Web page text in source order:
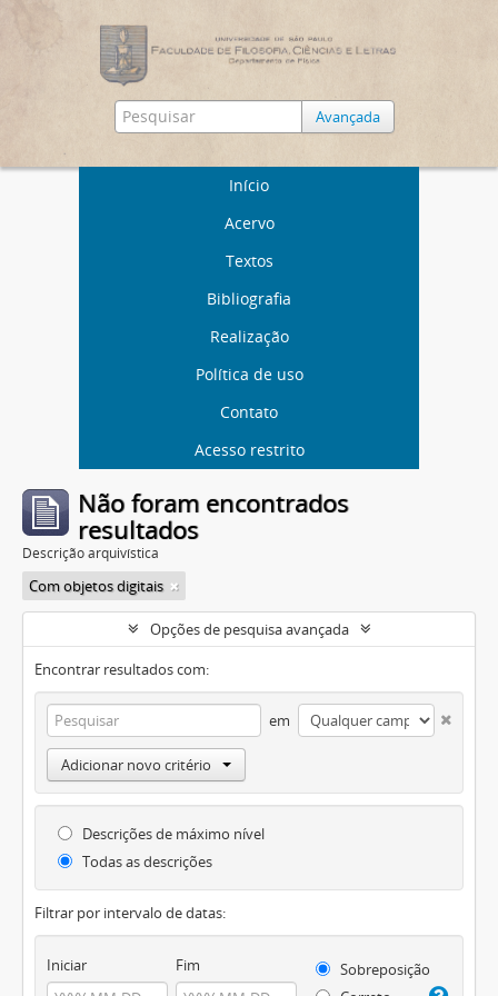
Avançada
Início
Acervo
Textos
Bibliografia
Realização
Política de uso
Contato
Acesso restrito
Não foram encontrados
resultados
Descrição arquivística
Com objetos digitais
Opções de pesquisa avançada
Encontrar resultados com:
em
Adicionar novo critério
Descrições de máximo nível
Todas as descrições
Filtrar por intervalo de datas:
Iniciar Fim
Sobreposição